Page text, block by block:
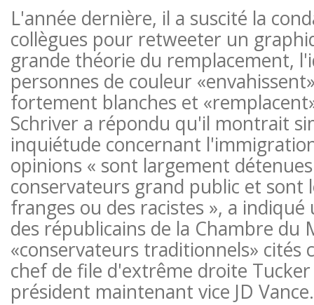
L'année dernière, il a suscité la
collègues pour retweeter un
grande théorie du remplacement,
personnes de couleur
fortement blanches et
Schriver a répondu qu'il montrait
inquiétude concernant
opinions « sont largement
conservateurs grand public et sont
franges ou des racistes », a
des républicains de la Chambre du
«conservateurs traditionnels» cités
chef de file d'extrême droite
président maintenant vice JD Vance.